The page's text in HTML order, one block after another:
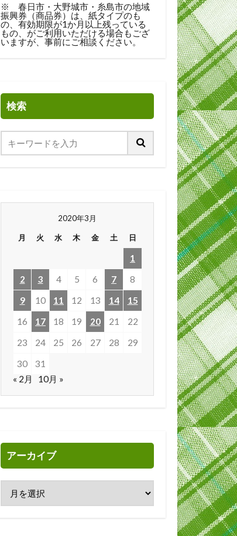
※ 春日市・大野城市・糸島市の地域
振興券（商品券）は、紙タイプのも
の、有効期限が1か月以上残っている
もの、がご利用いただける場合もござ
いますが、事前にご相談ください。
検索
2020年3月
月 火 水 木 金 土 日
1
2
3 4 5 6 7
8
9
10 11 12 13 14
15
16
17 18 19 20 21
22
23
24 25 26 27 28
29
30
31
« 2月
10月 »
アーカイブ